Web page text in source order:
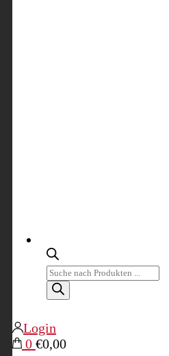
Products
search
Login
0 €0,00